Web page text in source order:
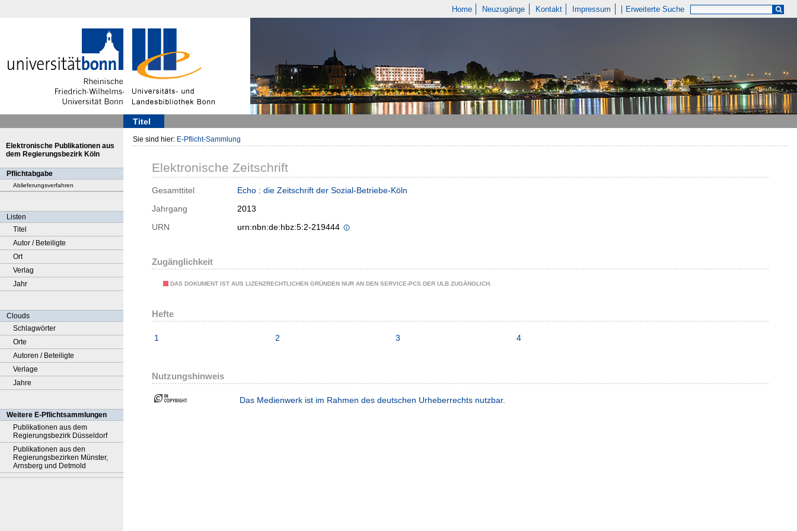
Home Neuzugänge Kontakt Impressum Erweiterte Suche
Titel
Elektronische Publikationen aus
dem Regierungsbezirk Köln
Pflichtabgabe
Ablieferungsverfahren
Listen
Titel
Autor / Beteiligte
Ort
Verlag
Jahr
Clouds
Schlagwörter
Orte
Autoren / Beteiligte
Verlage
Jahre
Weitere E-Pflichtsammlungen
Publikationen aus dem
Regierungsbezirk Düsseldorf
Publikationen aus den
Regierungsbezirken Münster,
Arnsberg und Detmold
Sie sind hier: E-Pflicht-Sammlung
Elektronische Zeitschrift
Gesamttitel
Echo : die Zeitschrift der Sozial-Betriebe-Köln
Jahrgang
2013
URN
urn:nbn:de:hbz:5:2-219444
Zugänglichkeit
DAS DOKUMENT IST AUS LIZENZRECHTLICHEN GRÜNDEN NUR AN DEN SERVICE-PCS DER ULB ZUGÄNGLICH.
Hefte
1 2 3 4
Nutzungshinweis
Das Medienwerk ist im Rahmen des deutschen Urheberrechts nutzbar.